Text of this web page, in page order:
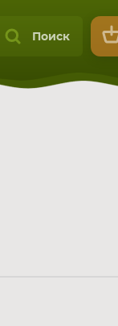
Поиск